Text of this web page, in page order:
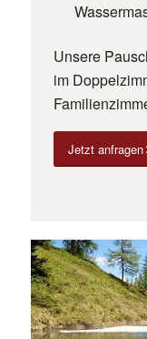
Unsere
im
Jetzt anfragen